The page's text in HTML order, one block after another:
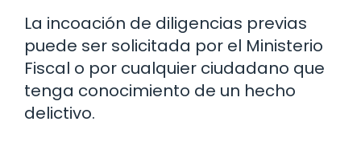
La incoación de diligencias previas
puede ser solicitada por el Ministerio
Fiscal o por cualquier ciudadano que
tenga conocimiento de un hecho
delictivo.